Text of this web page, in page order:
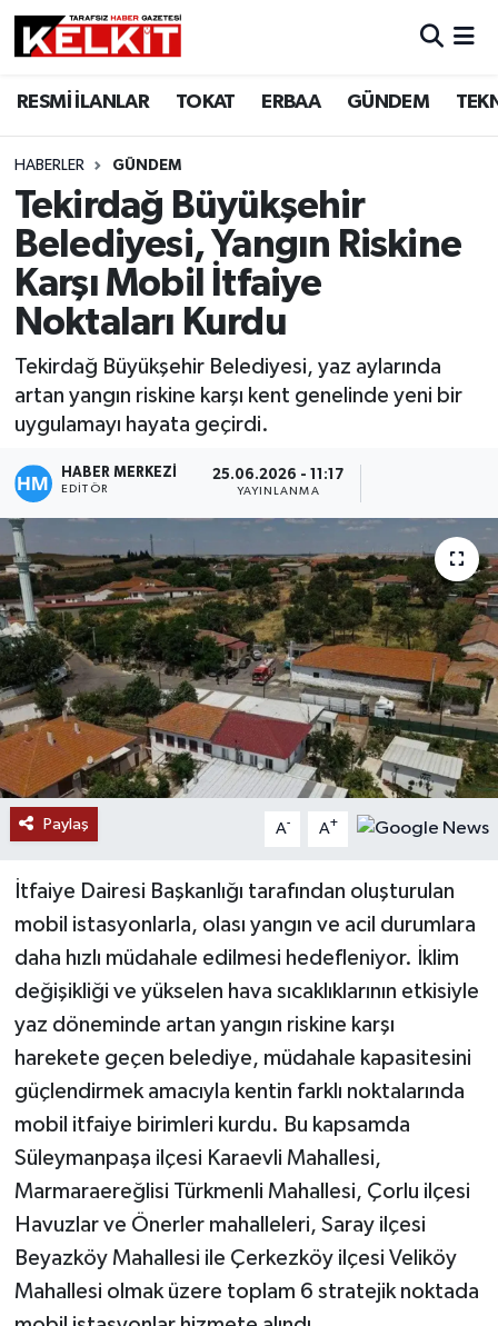
RESMİ İLANLAR TOKAT ERBAA GÜNDEM
HABERLER GÜNDEM
Tekirdağ Büyükşehir
Belediyesi, Yangın Riskine
Karşı Mobil İtfaiye
Noktaları Kurdu
Tekirdağ Büyükşehir Belediyesi, yaz aylarında
artan yangın riskine karşı kent genelinde yeni bir
uygulamayı hayata geçirdi.
HABER MERKEZİ
EDITÖR
25.06.2026 - 11:17
YAYINLANMA
Paylaş A- A+
İtfaiye Dairesi Başkanlığı tarafından oluşturulan
mobil istasyonlarla, olası yangın ve acil durumlara
daha hızlı müdahale edilmesi hedefleniyor. İklim
değişikliği ve yükselen hava sıcaklıklarının etkisiyle
yaz döneminde artan yangın riskine karşı
harekete geçen belediye, müdahale kapasitesini
güçlendirmek amacıyla kentin farklı noktalarında
mobil itfaiye birimleri kurdu. Bu kapsamda
Süleymanpaşa ilçesi Karaevli Mahallesi,
Marmaraereğlisi Türkmenli Mahallesi, Çorlu ilçesi
Havuzlar ve Önerler mahalleleri, Saray ilçesi
Beyazköy Mahallesi ile Çerkezköy ilçesi Veliköy
Mahallesi olmak üzere toplam 6 stratejik noktada